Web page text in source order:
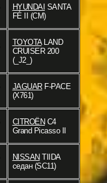
HYUNDAI SANTA
FÉ II (CM)
TOYOTALAND
CRUISER 200
(_J2_)
JAGUARF-PACE
(X761)
CITROËNC4
Grand Picasso II
NISSANTIIDA
седан (SC11)